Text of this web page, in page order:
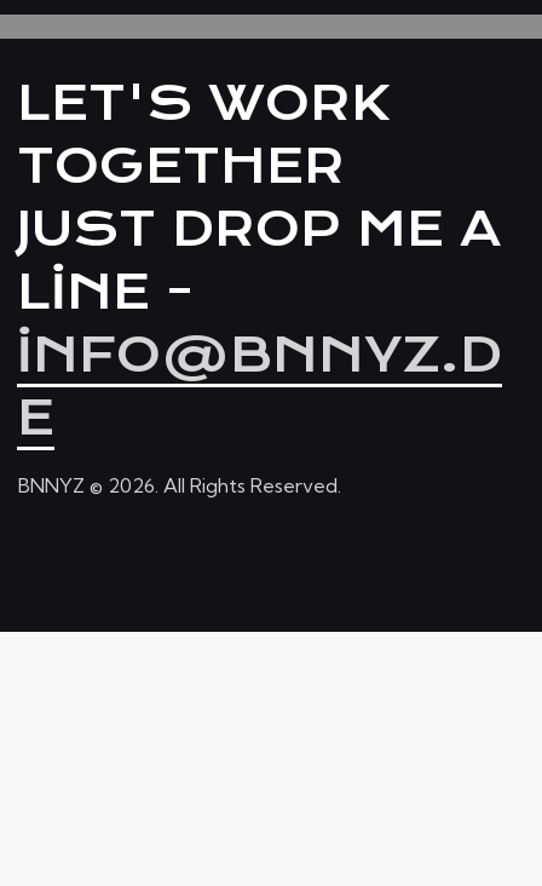
LET'S WORK
TOGETHER
JUST DROP ME A
LINE -
INFO@BNNYZ.D
E
BNNYZ © 2026. All Rights Reserved.